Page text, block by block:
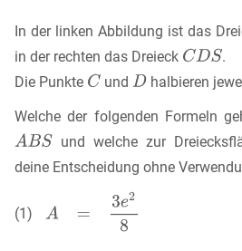
In der linken Abbildung ist das
in der rechten das Dreieck
.
Die Punkte
und
halbieren
Welche der folgenden Formeln
und welche zur
deine Entscheidung ohne
(1)